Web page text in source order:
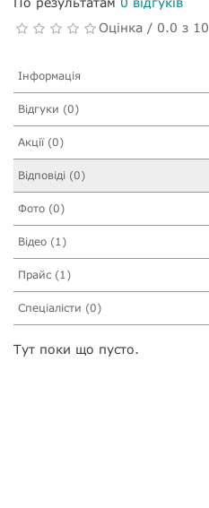
Оцінка / 0.0 з 10
Інформація
Відгуки (0)
Акції (0)
Відповіді (0)
Фото (0)
Відео (1)
Прайс (1)
Спеціалісти (0)
Тут поки що пусто.